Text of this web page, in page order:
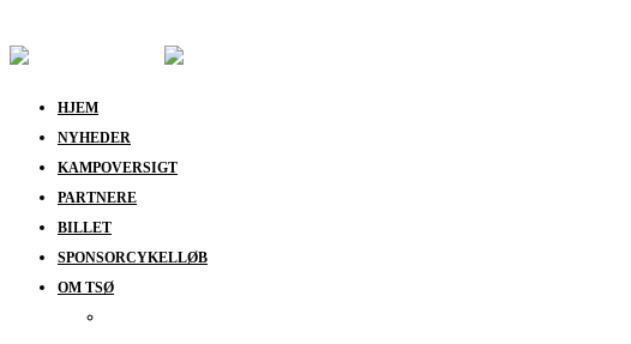
HJEM
NYHEDER
KAMPOVERSIGT
PARTNERE
BILLET
SPONSORCYKELLØB
OM TSØ